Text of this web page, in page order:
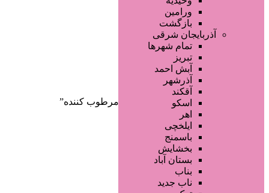
ورامین
بازگشت
آذربایجان شرقی
تمام شهر‌ها
تبریز
آبش احمد
آذرشهر
آقکند
اسکو
اهر
ایلخچی
باسمنج
بخشایش
بستان آباد
بناب
ناب جدید
دسته‌بندی‌ها
/ محصولات برچسب خورده “ژل مرطوب کننده”